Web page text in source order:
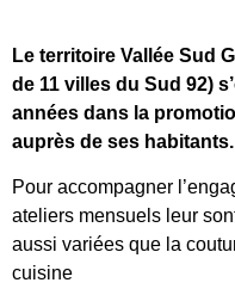
Le territoire Vallée Sud
de 11 villes du Sud 92)
années dans la
auprès de ses habitants.
Pour accompagner
ateliers mensuels leur
aussi variées que la
cuisine